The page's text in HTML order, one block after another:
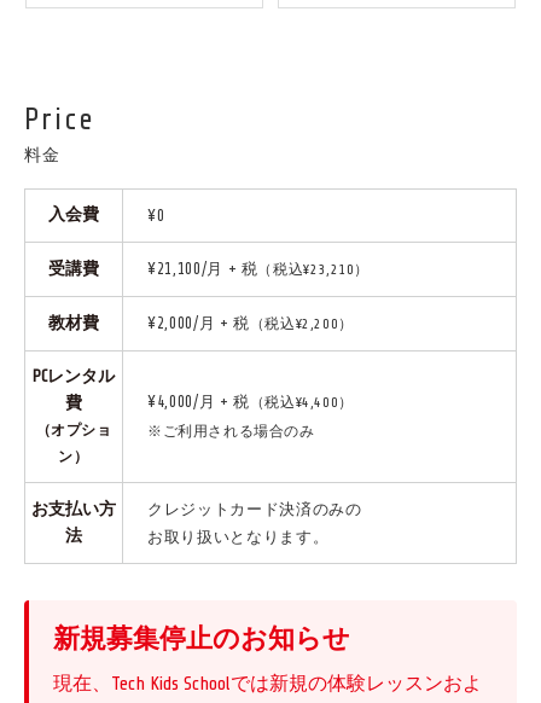
Price
料金
入会費 ¥0
受講費 ¥21,100/月 + 税 （税込¥23,210）
教材費 ¥2,000/月 + 税 （税込¥2,200）
PCレンタル
費
（オプショ
ン）
¥4,000/月 + 税
（税込¥4,400）
※ご利用される場合のみ
お支払い方
法
クレジットカード決済のみの
お取り扱いとなります。
新規募集停止のお知らせ
現在、Tech Kids Schoolでは新規の体験レッスンおよ